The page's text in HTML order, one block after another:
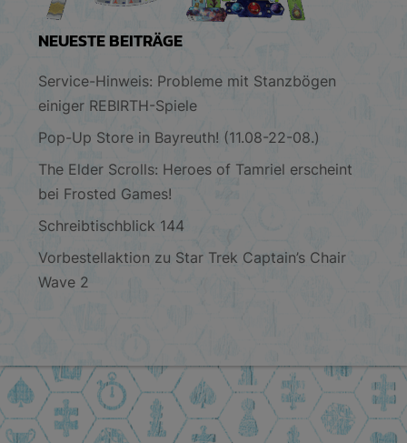
NEUESTE BEITRÄGE
Service-Hinweis: Probleme mit Stanzbögen
einiger REBIRTH-Spiele
Pop-Up Store in Bayreuth! (11.08-22-08.)
The Elder Scrolls: Heroes of Tamriel erscheint
bei Frosted Games!
Schreibtischblick 144
Vorbestellaktion zu Star Trek Captain’s Chair
Wave 2